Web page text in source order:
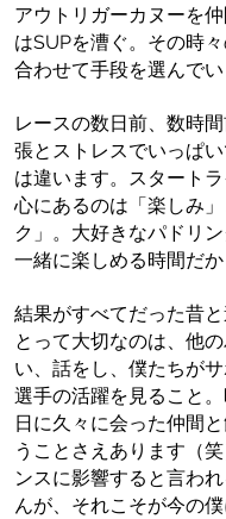
アウトリガーカヌーを
はSUPを漕ぐ。その時
合わせて手段を選んでい
レースの数日前、数時
張とストレスでいっぱ
は違います。スタートラ
心にあるのは「楽しみ
ク」。大好きなパドリ
一緒に楽しめる時間だか
結果がすべてだった昔
とって大切なのは、他
い、話をし、僕たちが
選手の活躍を見ること
日に久々に会った仲間
うことさえあります（
ンスに影響すると言わ
んが、それこそが今の